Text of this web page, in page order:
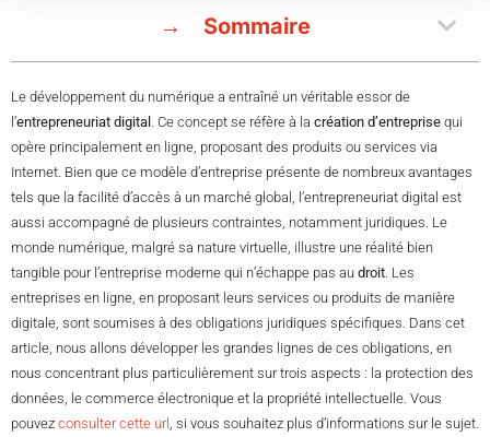
Sommaire
Le développement du numérique a entraîné un véritable essor de
l’entrepreneuriat digital . Ce concept se réfère à la création d’entreprise qui
opère principalement en ligne, proposant des produits ou services via
Internet. Bien que ce modèle d’entreprise présente de nombreux avantages
tels que la facilité d’accès à un marché global, l’entrepreneuriat digital est
aussi accompagné de plusieurs contraintes, notamment juridiques. Le
monde numérique, malgré sa nature virtuelle, illustre une réalité bien
tangible pour l’entreprise moderne qui n’échappe pas au droit . Les
entreprises en ligne, en proposant leurs services ou produits de manière
digitale, sont soumises à des obligations juridiques spécifiques. Dans cet
article, nous allons développer les grandes lignes de ces obligations, en
nous concentrant plus particulièrement sur trois aspects : la protection des
données, le commerce électronique et la propriété intellectuelle. Vous
pouvez consulter cette url , si vous souhaitez plus d’informations sur le sujet.